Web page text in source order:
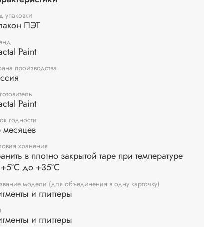
затем нанесите пудру для эмбоссинга, пудра
только там, где был нанесен клей, излишки
полученный оттиск феном для горячего
пока пудра полностью не расплавится.
этого процесса вы получите объемное
с эффектом эмбоссинга.
пудры составляет 10 грамм.
упаковки
ПЭТ
Paint
производства
Paint
годности
месяцев
хранения
в плотно закрытой таре при температуре
+5°С до +35°С
модели (для объединения в одну карточку)
и глиттеры
и глиттеры